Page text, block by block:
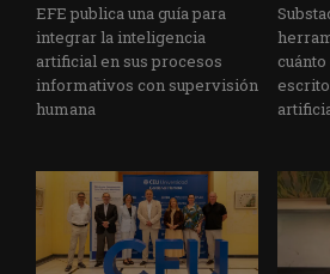
EFE publica una guía para
integrar la inteligencia
artificial en sus procesos
informativos con supervisión
humana